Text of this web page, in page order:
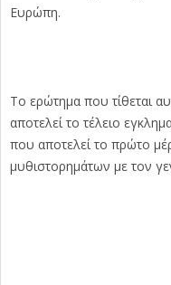
Ευρώπη.
Το ερώτημα που τίθεται
αποτελεί το τέλειο
που αποτελεί το πρώτο
μυθιστορημάτων με τον